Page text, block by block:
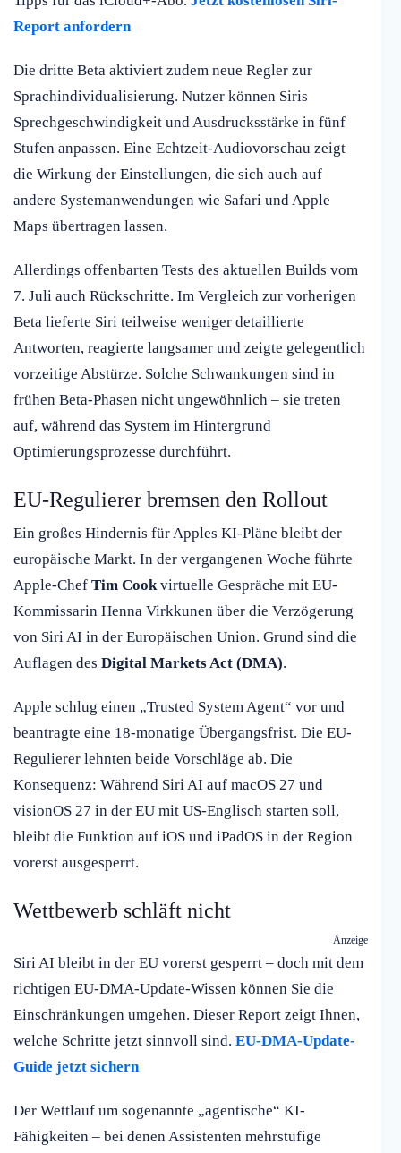
Report anfordern
Die dritte Beta aktiviert zudem neue Regler zur
Sprachindividualisierung. Nutzer können Siris
Sprechgeschwindigkeit und Ausdrucksstärke in fünf
Stufen anpassen. Eine Echtzeit-Audiovorschau zeigt
die Wirkung der Einstellungen, die sich auch auf
andere Systemanwendungen wie Safari und Apple
Maps übertragen lassen.
Allerdings offenbarten Tests des aktuellen Builds vom
7. Juli auch Rückschritte. Im Vergleich zur vorherigen
Beta lieferte Siri teilweise weniger detaillierte
Antworten, reagierte langsamer und zeigte gelegentlich
vorzeitige Abstürze. Solche Schwankungen sind in
frühen Beta-Phasen nicht ungewöhnlich – sie treten
auf, während das System im Hintergrund
Optimierungsprozesse durchführt.
EU-Regulierer bremsen den Rollout
Ein großes Hindernis für Apples KI-Pläne bleibt der
europäische Markt. In der vergangenen Woche führte
Apple-Chef Tim Cookvirtuelle Gespräche mit EU-
Kommissarin Henna Virkkunen über die Verzögerung
von Siri AI in der Europäischen Union. Grund sind die
Auflagen des Digital Markets Act (DMA).
Apple schlug einen „Trusted System Agent“ vor und
beantragte eine 18-monatige Übergangsfrist. Die EU-
Regulierer lehnten beide Vorschläge ab. Die
Konsequenz: Während Siri AI auf macOS 27 und
visionOS 27 in der EU mit US-Englisch starten soll,
bleibt die Funktion auf iOS und iPadOS in der Region
vorerst ausgesperrt.
Wettbewerb schläft nicht
Anzeige
Siri AI bleibt in der EU vorerst gesperrt – doch mit dem
richtigen EU-DMA-Update-Wissen können Sie die
Einschränkungen umgehen. Dieser Report zeigt Ihnen,
welche Schritte jetzt sinnvoll sind. EU-DMA-Update-
Guide jetzt sichern
Der Wettlauf um sogenannte „agentische“ KI-
Fähigkeiten – bei denen Assistenten mehrstufige